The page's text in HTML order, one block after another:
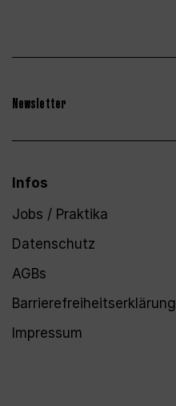
Newsletter
Infos
Jobs / Praktika
Datenschutz
AGBs
Barrierefreiheitserklärung
Impressum